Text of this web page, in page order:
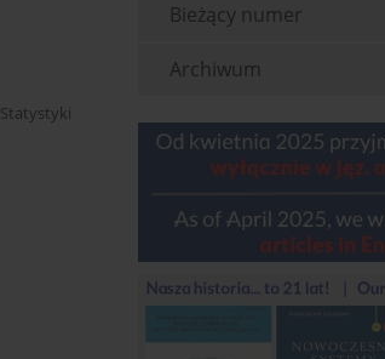
Statystyki
Bieżący numer
Archiwum